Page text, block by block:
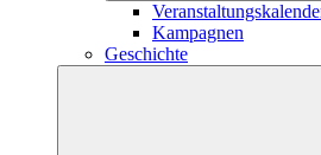
Kampagnen
Geschichte